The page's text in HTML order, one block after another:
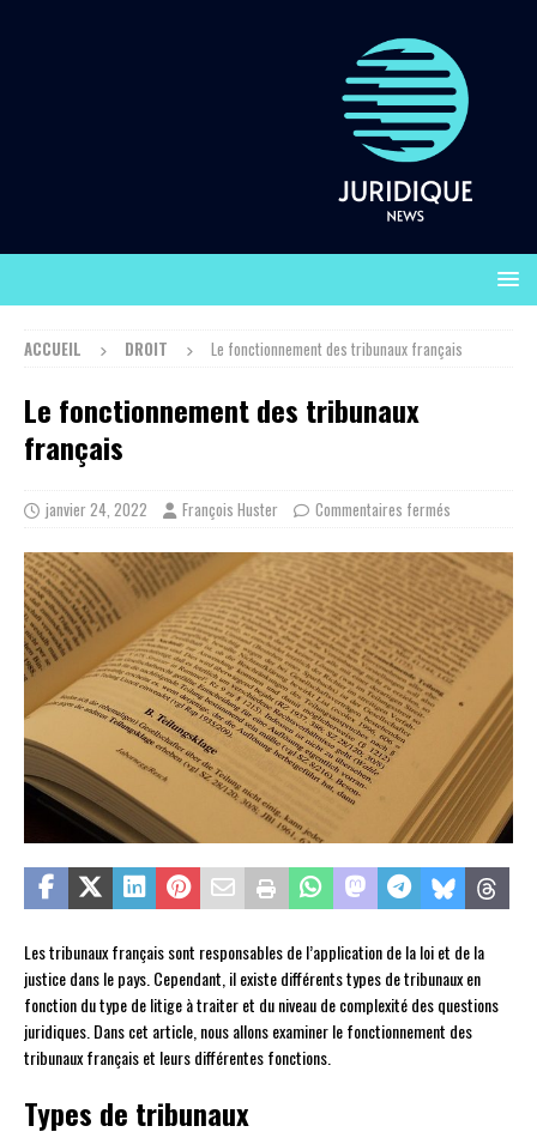
ACCUEIL DROIT Le fonctionnement des tribunaux français
Le fonctionnement des tribunaux
français
janvier 24, 2022 François Huster Commentaires fermés
Les tribunaux français sont responsables de l’application de la loi et de la
justice dans le pays. Cependant, il existe différents types de tribunaux en
fonction du type de litige à traiter et du niveau de complexité des questions
juridiques. Dans cet article, nous allons examiner le fonctionnement des
tribunaux français et leurs différentes fonctions.
Types de tribunaux